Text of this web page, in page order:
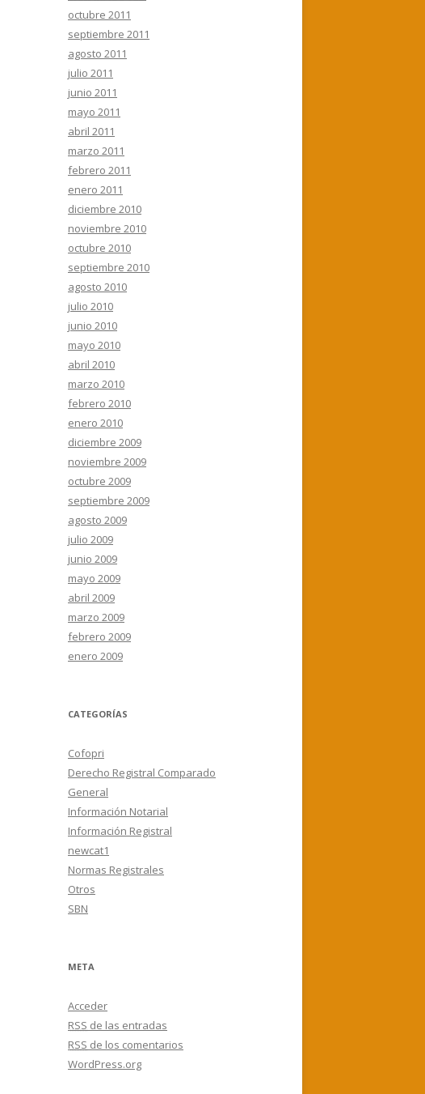
octubre 2011
septiembre 2011
agosto 2011
julio 2011
junio 2011
mayo 2011
abril 2011
marzo 2011
febrero 2011
enero 2011
diciembre 2010
noviembre 2010
octubre 2010
septiembre 2010
agosto 2010
julio 2010
junio 2010
mayo 2010
abril 2010
marzo 2010
febrero 2010
enero 2010
diciembre 2009
noviembre 2009
octubre 2009
septiembre 2009
agosto 2009
julio 2009
junio 2009
mayo 2009
abril 2009
marzo 2009
febrero 2009
enero 2009
CATEGORÍAS
Cofopri
Derecho Registral Comparado
General
Información Notarial
Información Registral
newcat1
Normas Registrales
Otros
SBN
META
Acceder
RSS de las entradas
RSS de los comentarios
WordPress.org